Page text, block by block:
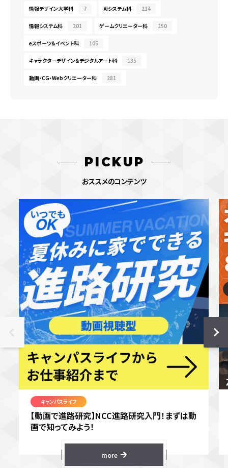
情報デザイン大学科 7 AIシステム科 214
情報システム科 201 ゲームクリエーター科 250
eスポーツ＆イベント科 105
キャラクターデザイン＆デジタルアート科 135
動画・CG・Webクリエーター科 281
PICKUP
おススメのコンテンツ
キャンパスライフ
【動画で進路研究】NCC進路研究入門！まずは動
画で知ってみよう！
more